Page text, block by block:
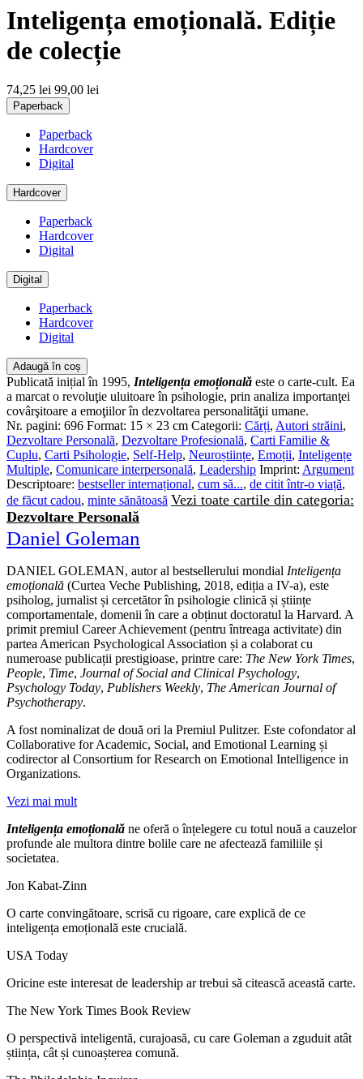
Inteligența emoțională. Ediție
de colecție
74,25 lei 99,00 lei
Paperback
Paperback
Hardcover
Digital
Hardcover
Paperback
Hardcover
Digital
Digital
Paperback
Hardcover
Digital
Adaugă în coș
Publicată inițial în 1995, Inteligența emoțională este o carte-cult. Ea
a marcat o revoluţie uluitoare în psihologie, prin analiza importanţei
covârşitoare a emoţiilor în dezvoltarea personalităţii umane.
Nr. pagini: 696 Format: 15 × 23 cm Categorii: Cărți, Autori străini,
Dezvoltare Personală, Dezvoltare Profesională, Carti Familie &
Cuplu, Carti Psihologie, Self-Help, Neuroștiințe, Emoții, Inteligențe
Multiple, Comunicare interpersonală, Leadership Imprint: Argument
Descriptoare: bestseller internațional, cum să..., de citit într-o viață,
de făcut cadou, minte sănătoasă Vezi toate cartile din categoria:
Dezvoltare Personală
Daniel Goleman
DANIEL GOLEMAN, autor al bestsellerului mondial Inteligența
emoțională (Curtea Veche Publishing, 2018, ediția a IV-a), este
psiholog, jurnalist și cercetător în psihologie clinică și științe
comportamentale, domenii în care a obținut doctoratul la Harvard. A
primit premiul Career Achievement (pentru întreaga activitate) din
partea American Psychological Association și a colaborat cu
numeroase publicații prestigioase, printre care: The New York Times,
People, Time, Journal of Social and Clinical Psychology,
Psychology Today, Publishers Weekly, The American Journal of
Psychotherapy.
A fost nominalizat de două ori la Premiul Pulitzer. Este cofondator al
Collaborative for Academic, Social, and Emotional Learning și
codirector al Consortium for Research on Emotional Intelligence in
Organizations.
Vezi mai mult
Inteligența emoțională ne oferă o înțelegere cu totul nouă a cauzelor
profunde ale multora dintre bolile care ne afectează familiile și
societatea.
Jon Kabat-Zinn
O carte convingătoare, scrisă cu rigoare, care explică de ce
inteligența emoțională este crucială.
USA Today
Oricine este interesat de leadership ar trebui să citească această carte.
The New York Times Book Review
O perspectivă inteligentă, curajoasă, cu care Goleman a zguduit atât
știința, cât și cunoașterea comună.